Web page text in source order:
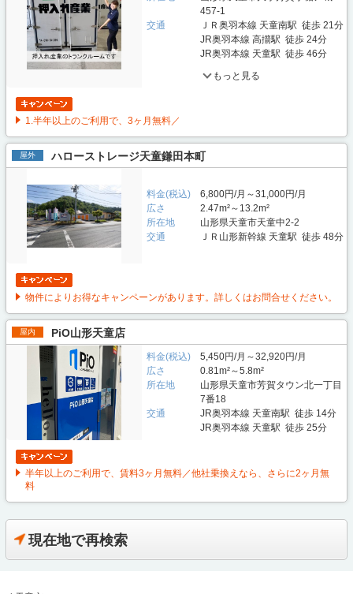
457-1
交通
ＪＲ奥羽本線 天童南駅 徒歩 21分
JR奥羽本線 高擶駅 徒歩 24分
JR奥羽本線 天童駅 徒歩 46分
もっと見る
1.半年以上のご利用で、3ヶ月無料／
屋外 ハローストレージ天童鎌田本町
料金(税込)
6,800円/月～31,000円/月
広さ
2.47m²～13.2m²
所在地
山形県天童市天童中2-2
交通
ＪＲ山形新幹線 天童駅 徒歩 48分
物件によりお得なキャンペーンがあります。詳しくはお問合せください。
屋内 PiO山形天童店
料金(税込)
5,450円/月～32,920円/月
広さ
0.81m²～5.8m²
所在地
山形県天童市芳賀タウン北一丁目
7番18
交通
JR奥羽本線 天童南駅 徒歩 14分
JR奥羽本線 天童駅 徒歩 25分
半年以上のご利用で、賃料3ヶ月無料／他社乗換えなら、さらに2ヶ月無
料
現在地で再検索